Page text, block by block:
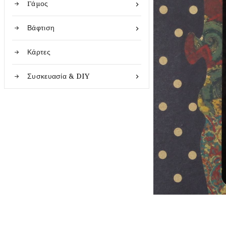

Γάμος

Βάφτιση
Κάρτες

Συσκευασία & DIY